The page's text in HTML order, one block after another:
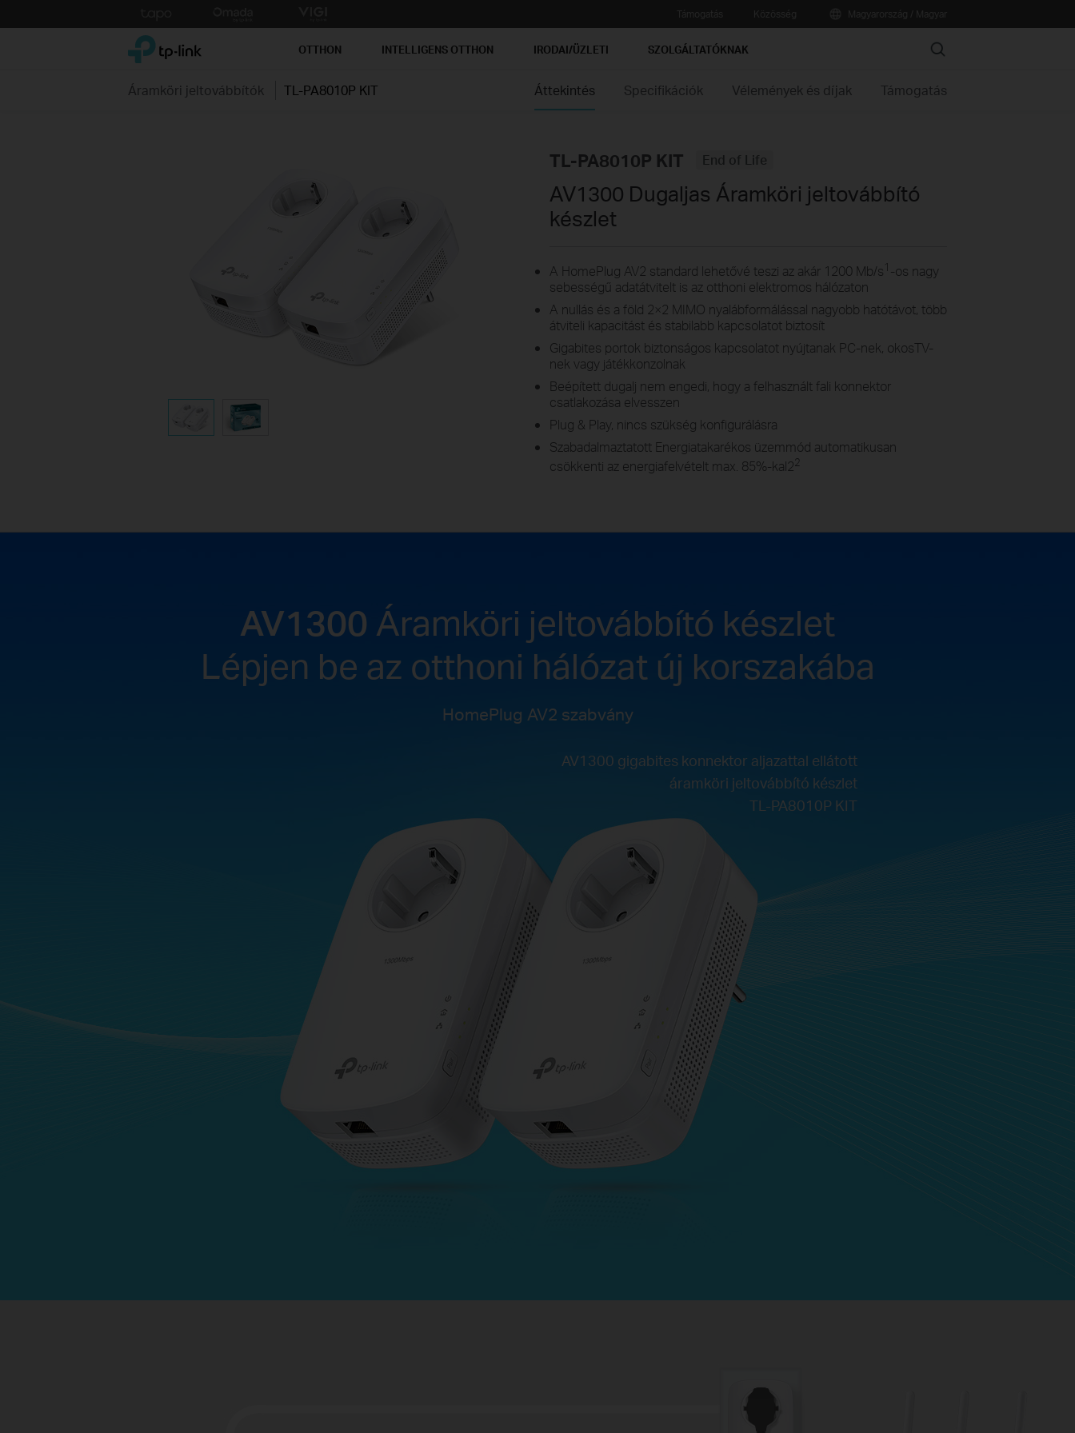
to
TP-Link, Reliably Smart OTTHON INTELLIGENS OTTHON IRODAI/ÜZLETI SZOLGÁLTATÓKNAK Search
Áramköri jeltovábbítók TL-PA8010P KIT Áttekintés Specifikációk Vélemények és díjak Támogatás
TL-PA8010P KIT End of Life
AV1300 Dugaljas Áramköri jeltovábbító
készlet
A HomePlug AV2 standard lehetővé teszi az akár 1200 Mb/s 1 -os nagy
sebességű adatátvitelt is az otthoni elektromos hálózaton
A nullás és a föld 2×2 MIMO nyalábformálással nagyobb hatótávot, több
átviteli kapacitást és stabilabb kapcsolatot biztosít
Gigabites portok biztonságos kapcsolatot nyújtanak PC-nek, okosTV-
nek vagy játékkonzolnak
Beépített dugalj nem engedi, hogy a felhasznált fali konnektor
csatlakozása elvesszen
Plug & Play, nincs szükség konfigurálásra
Szabadalmaztatott Energiatakarékos üzemmód automatikusan
csökkenti az energiafelvételt max. 85%-kal2 2
AV1300 Áramköri jeltovábbító készlet
Lépjen be az otthoni hálózat új korszakába
HomePlug AV2 szabvány
AV1300 gigabites konnektor aljazattal ellátott
áramköri jeltovábbító készlet
TL-PA8010P KIT